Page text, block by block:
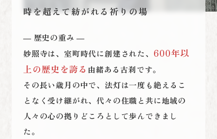
時を超えて紡がれる祈りの場
― 歴史の重み ―
妙照寺は、室町時代に創建された、 600年以
上の歴史を誇る 由緒ある古刹です。
その長い歳月の中で、法灯は一度も絶えるこ
となく受け継がれ、代々の住職と共に地域の
人々の心の拠りどころとして歩んできまし
た。